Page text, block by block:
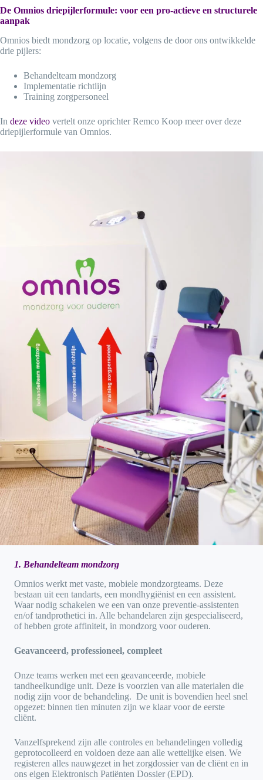
De Omnios driepijlerformule: voor een pro-actieve en structurele
aanpak
Omnios biedt mondzorg op locatie, volgens de door ons ontwikkelde
drie pijlers:
Behandelteam mondzorg
Implementatie richtlijn
Training zorgpersoneel
In deze video vertelt onze oprichter Remco Koop meer over deze
driepijlerformule van Omnios.
1. Behandelteam mondzorg
Omnios werkt met vaste, mobiele mondzorgteams. Deze
bestaan uit een tandarts, een mondhygiënist en een assistent.
Waar nodig schakelen we een van onze preventie-assistenten
en/of tandprothetici in. Alle behandelaren zijn gespecialiseerd,
of hebben grote affiniteit, in mondzorg voor ouderen.
Geavanceerd, professioneel, compleet
Onze teams werken met een geavanceerde, mobiele
tandheelkundige unit. Deze is voorzien van alle materialen die
nodig zijn voor de behandeling. De unit is bovendien heel snel
opgezet: binnen tien minuten zijn we klaar voor de eerste
cliënt.
Vanzelfsprekend zijn alle controles en behandelingen volledig
geprotocolleerd en voldoen deze aan alle wettelijke eisen. We
registeren alles nauwgezet in het zorgdossier van de cliënt en in
ons eigen Elektronisch Patiënten Dossier (EPD).